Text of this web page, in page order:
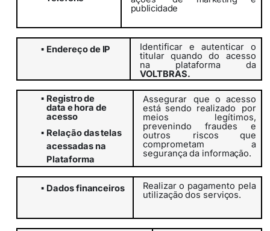
publicidade
▪ Endereçode IP Identificar e autenticar
o
titular quando do
acesso
na plataforma da
VOLTBRAS.
▪ Registrode
data ehora de
acesso
▪ Relaçãodastelas
acessadas na
Plataforma
Assegurar
que o acesso
está sendo realizado
por
meios legítimos,
prevenindo fraudes e
outros
riscos que
comprometam
a
segurança da informação.
▪ Dadosfinanceiros Realizar o pagamento pela
utilização dos serviços.